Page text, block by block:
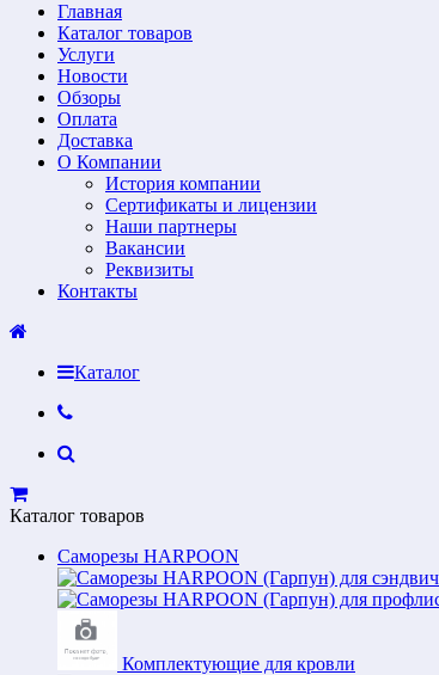
Главная
Каталог товаров
Услуги
Новости
Обзоры
Оплата
Доставка
О Компании
История компании
Сертификаты и лицензии
Наши партнеры
Вакансии
Реквизиты
Контакты
Каталог
Каталог товаров
Саморезы HARPOON
Комплектующие для кровли